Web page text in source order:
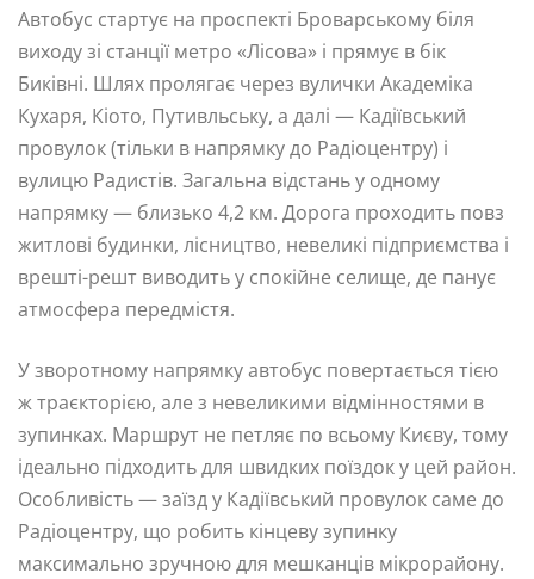
Автобус стартує на проспекті Броварському біля
виходу зі станції метро «Лісова» і прямує в бік
Биківні. Шлях пролягає через вулички Академіка
Кухаря, Кіото, Путивльську, а далі — Кадіївський
провулок (тільки в напрямку до Радіоцентру) і
вулицю Радистів. Загальна відстань у одному
напрямку — близько 4,2 км. Дорога проходить повз
житлові будинки, лісництво, невеликі підприємства і
врешті-решт виводить у спокійне селище, де панує
атмосфера передмістя.
У зворотному напрямку автобус повертається тією
ж траєкторією, але з невеликими відмінностями в
зупинках. Маршрут не петляє по всьому Києву, тому
ідеально підходить для швидких поїздок у цей район.
Особливість — заїзд у Кадіївський провулок саме до
Радіоцентру, що робить кінцеву зупинку
максимально зручною для мешканців мікрорайону.